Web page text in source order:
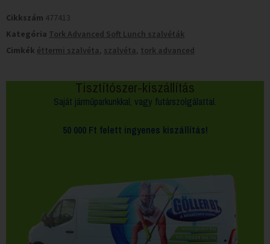
Cikkszám 477413
Kategória Tork Advanced Soft Lunch szalvéták
Cimkék éttermi szalvéta, szalvéta, tork advanced
Tisztítószer-kiszállítás
Saját járműparkunkkal, vagy futárszolgálattal.
50 000 Ft felett ingyenes kiszállítás!